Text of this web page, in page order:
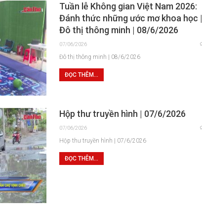
Tuần lễ Không gian Việt Nam 2026:
Đánh thức những ước mơ khoa học |
Đô thị thông minh | 08/6/2026
07/06/2026
Đô thị thông minh | 08/6/2026
ĐỌC THÊM...
Hộp thư truyền hình | 07/6/2026
07/06/2026
Hộp thư truyền hình | 07/6/2026
ĐỌC THÊM...